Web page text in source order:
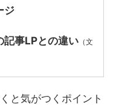
ジ
記事LPとの違い （文
と気がつくポイント